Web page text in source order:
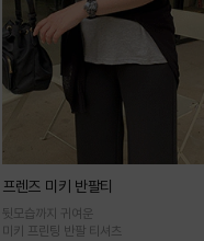
프렌즈 미키 반팔티
뒷모습까지 귀여운
미키 프린팅 반팔 티셔츠